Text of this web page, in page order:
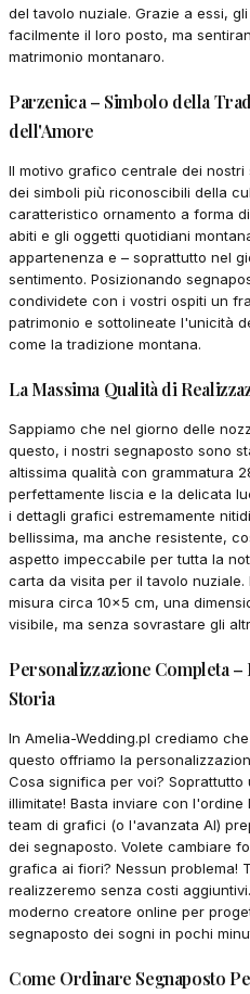
del tavolo nuziale. Grazie a essi,
facilmente il loro posto, ma
matrimonio montanaro.
Parzenica – Simbolo della
dell'Amore
Il motivo grafico centrale dei
dei simboli più riconoscibili della
caratteristico ornamento a forma
abiti e gli oggetti quotidiani
appartenenza e – soprattutto nel
sentimento. Posizionando
condividete con i vostri ospiti un
patrimonio e sottolineate l'unicità
come la tradizione montana.
La Massima Qualità di
Sappiamo che nel giorno delle
questo, i nostri segnaposto sono
altissima qualità con grammatura
perfettamente liscia e la delicata
i dettagli grafici estremamente
bellissima, ma anche resistente,
aspetto impeccabile per tutta la
carta da visita per il tavolo
misura circa 10x5 cm, una
visibile, ma senza sovrastare gli
Personalizzazione Completa –
Storia
In Amelia-Wedding.pl crediamo
questo offriamo la
Cosa significa per voi?
illimitate! Basta inviare con
team di grafici (o l'avanzata AI)
dei segnaposto. Volete cambiare
grafica ai fiori? Nessun problema!
realizzeremo senza costi
moderno creatore online per
segnaposto dei sogni in pochi
Come Ordinare Segnaposto